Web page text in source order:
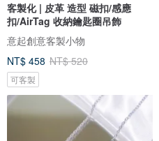
客製化 | 皮革 造型 磁扣/感應
扣/AirTag 收納鑰匙圈吊飾
意起創意客製小物
NT$ 458 NT$ 520
可客製